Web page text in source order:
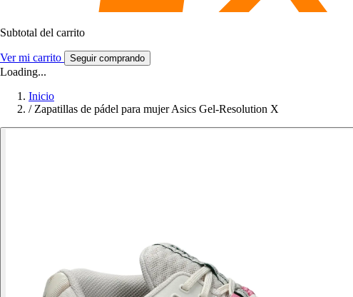
Subtotal del carrito
Ver mi carrito Seguir comprando
Loading...
Inicio
/ Zapatillas de pádel para mujer Asics Gel-Resolution X